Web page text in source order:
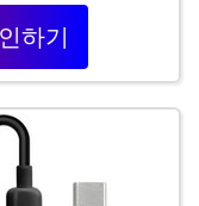
하기